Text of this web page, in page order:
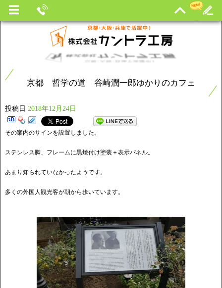
京都 哲学の道 谷崎潤一郎ゆかりのカフェ
投稿日 2018年12月24日
その案内のサインを設置しました。
ステンレス脚、フレームに黒焼付け塗装＋表示パネル。
あまり知られていなかったようです。
多くの外国人観光客が朝から歩いています。